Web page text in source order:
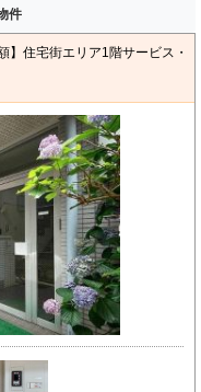
件
】住宅街エリア1階サービス・